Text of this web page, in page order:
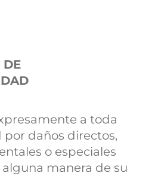
DE
a toda
daños directos,
o especiales
manera de su